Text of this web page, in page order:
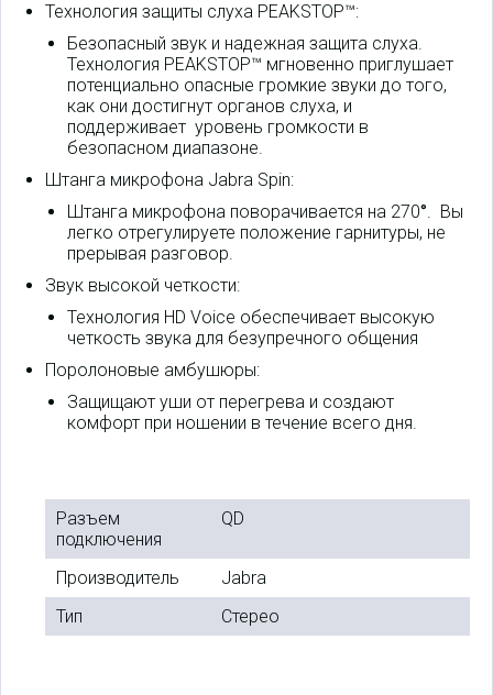
Технология защиты слуха PEAKSTOP™:
Безопасный звук и надежная защита слуха.
Технология PEAKSTOP™ мгновенно приглушает
потенциально опасные громкие звуки до того,
как они достигнут органов слуха, и
поддерживает уровень громкости в
безопасном диапазоне.
Штанга микрофона Jabra Spin:
Штанга микрофона поворачивается на 270°. Вы
легко отрегулируете положение гарнитуры, не
прерывая разговор.
Звук высокой четкости:
Технология HD Voice обеспечивает высокую
четкость звука для безупречного общения
Поролоновые амбушюры:
Защищают уши от перегрева и создают
комфорт при ношении в течение всего дня.
Разъем
подключения
QD
Производитель
Jabra
Тип
Стерео